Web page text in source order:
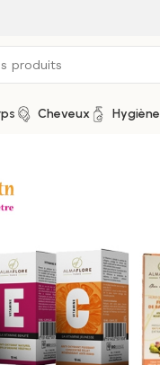
Cheveux Hygiène
routine complet